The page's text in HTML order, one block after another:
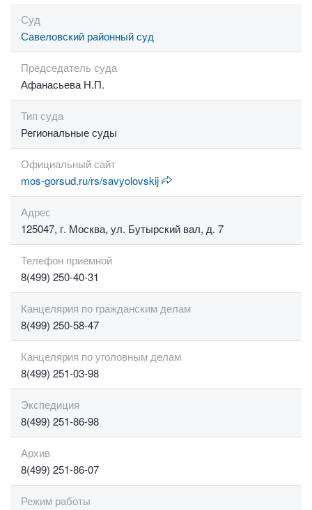
Суд
Савеловский районный суд
Председатель суда
Афанасьева Н.П.
Тип суда
Региональные суды
Официальный сайт
mos-gorsud.ru/rs/savyolovskij
Адрес
125047, г. Москва, ул. Бутырский вал, д. 7
Телефон приемной
8(499) 250-40-31
Канцелярия по гражданским делам
8(499) 250-58-47
Канцелярия по уголовным делам
8(499) 251-03-98
Экспедиция
8(499) 251-86-98
Архив
8(499) 251-86-07
Режим работы